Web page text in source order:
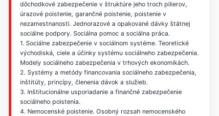
dôchodkové zabezpečenie v štruktúre jeho troch pilierov,
úrazové poistenie, garančné poistenie, poistenie v
nezamestnanosti. Jednorazové a opakované dávky štátnej
sociálne podpory. Sociálna pomoc a sociálna práca.
1. Sociálne zabezpečenie v sociálnom systéme. Teoretické
východiská, ciele a účinky systému sociálneho zabezpečenia.
Modely sociálneho zabezpečenia v trhových ekonomikách.
2. Systémy a metódy financovania sociálneho zabezpečenia,
inštitúty, princípy, členenia dávok a služieb.
3. Inštitucionálne usporiadanie a finančné zabezpečenie
sociálneho poistenia.
4. Nemocenské poistenie. Osobný rozsah nemocenského